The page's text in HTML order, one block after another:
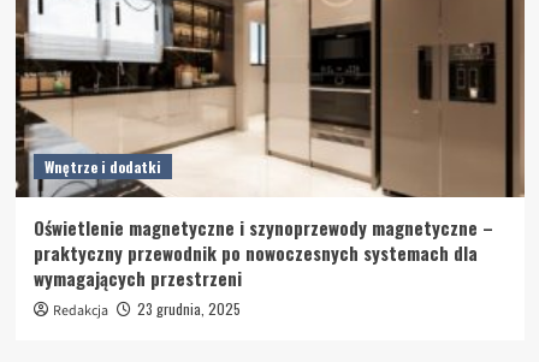
Wnętrze i dodatki
Oświetlenie magnetyczne i szynoprzewody magnetyczne –
praktyczny przewodnik po nowoczesnych systemach dla
wymagających przestrzeni
Redakcja 23 grudnia, 2025